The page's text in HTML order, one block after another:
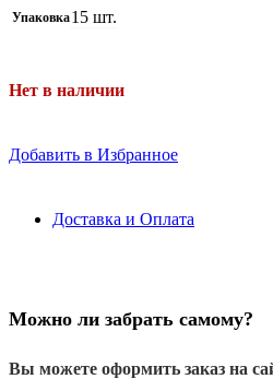
Упаковка15 шт.
Нет в наличии
Добавить в Избранное
Доставка и Оплата
Можно ли забрать самому?
Вы можете оформить заказ на